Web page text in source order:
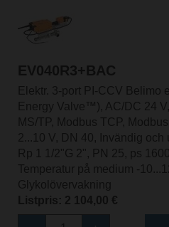
EV040R3+BAC
Elektr. 3-port PI-CCV Belimo
Energy Valve™), AC/DC 24
MS/TP, Modbus TCP,
2...10 V, DN 40, Invändig
Rp 1 1/2"G 2", PN 25, ps
Temperatur på medium -
Glykolövervakning
Listpris: 2 104,00 €